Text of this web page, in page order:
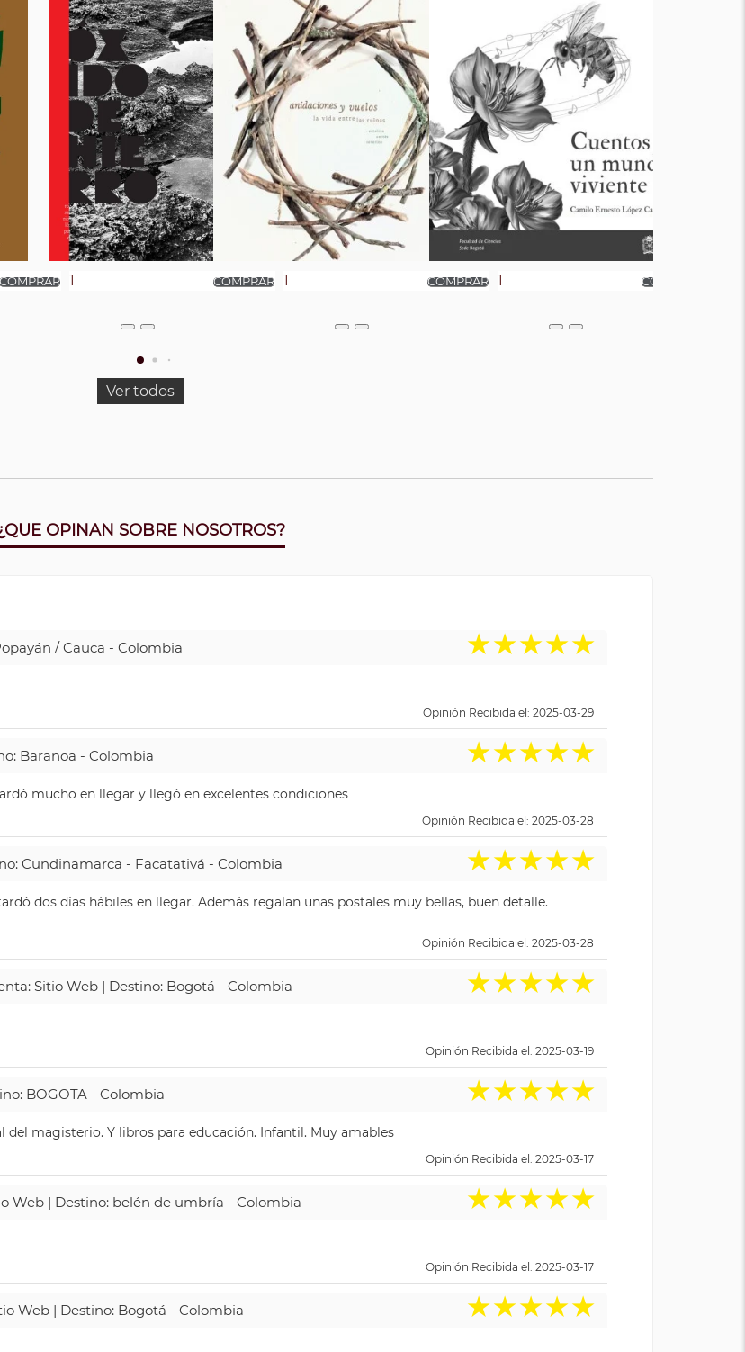
Ver todos
OPINAN SOBRE NOSOTROS?
/ Cauca - Colombia ★★★★★
Opinión Recibida el: 2025-03-29
Baranoa - Colombia ★★★★★
mucho en llegar y llegó en excelentes condiciones
Opinión Recibida el: 2025-03-28
Cundinamarca - Facatativá - Colombia ★★★★★
dos días hábiles en llegar. Además regalan unas postales muy bellas, buen detalle.
Opinión Recibida el: 2025-03-28
Sitio Web | Destino: Bogotá - Colombia ★★★★★
Opinión Recibida el: 2025-03-19
BOGOTA - Colombia ★★★★★
magisterio. Y libros para educación. Infantil. Muy amables
Opinión Recibida el: 2025-03-17
Web | Destino: belén de umbría - Colombia ★★★★★
Opinión Recibida el: 2025-03-17
Web | Destino: Bogotá - Colombia ★★★★★